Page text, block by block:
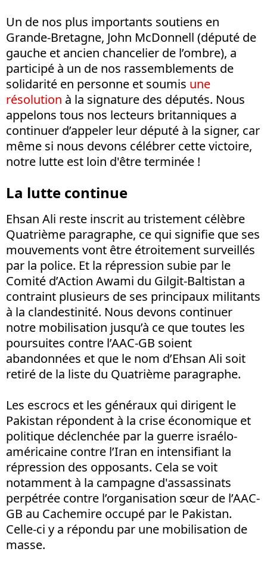
Un de nos plus importants soutiens en
Grande-Bretagne, John McDonnell (député de
gauche et ancien chancelier de l’ombre), a
participé à un de nos rassemblements de
solidarité en personne et soumis une
résolution à la signature des députés. Nous
appelons tous nos lecteurs britanniques a
continuer d’appeler leur député à la signer, car
même si nous devons célébrer cette victoire,
notre lutte est loin d'être terminée !
La lutte continue
Ehsan Ali reste inscrit au tristement célèbre
Quatrième paragraphe, ce qui signifie que ses
mouvements vont être étroitement surveillés
par la police. Et la répression subie par le
Comité d’Action Awami du Gilgit-Baltistan a
contraint plusieurs de ses principaux militants
à la clandestinité. Nous devons continuer
notre mobilisation jusqu’à ce que toutes les
poursuites contre l’AAC-GB soient
abandonnées et que le nom d’Ehsan Ali soit
retiré de la liste du Quatrième paragraphe.
Les escrocs et les généraux qui dirigent le
Pakistan répondent à la crise économique et
politique déclenchée par la guerre israélo-
américaine contre l’Iran en intensifiant la
répression des opposants. Cela se voit
notamment à la campagne d'assassinats
perpétrée contre l’organisation sœur de l’AAC-
GB au Cachemire occupé par le Pakistan.
Celle-ci y a répondu par une mobilisation de
masse.